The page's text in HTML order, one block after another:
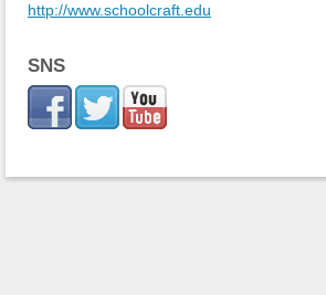
http://www.schoolcraft.edu
SNS